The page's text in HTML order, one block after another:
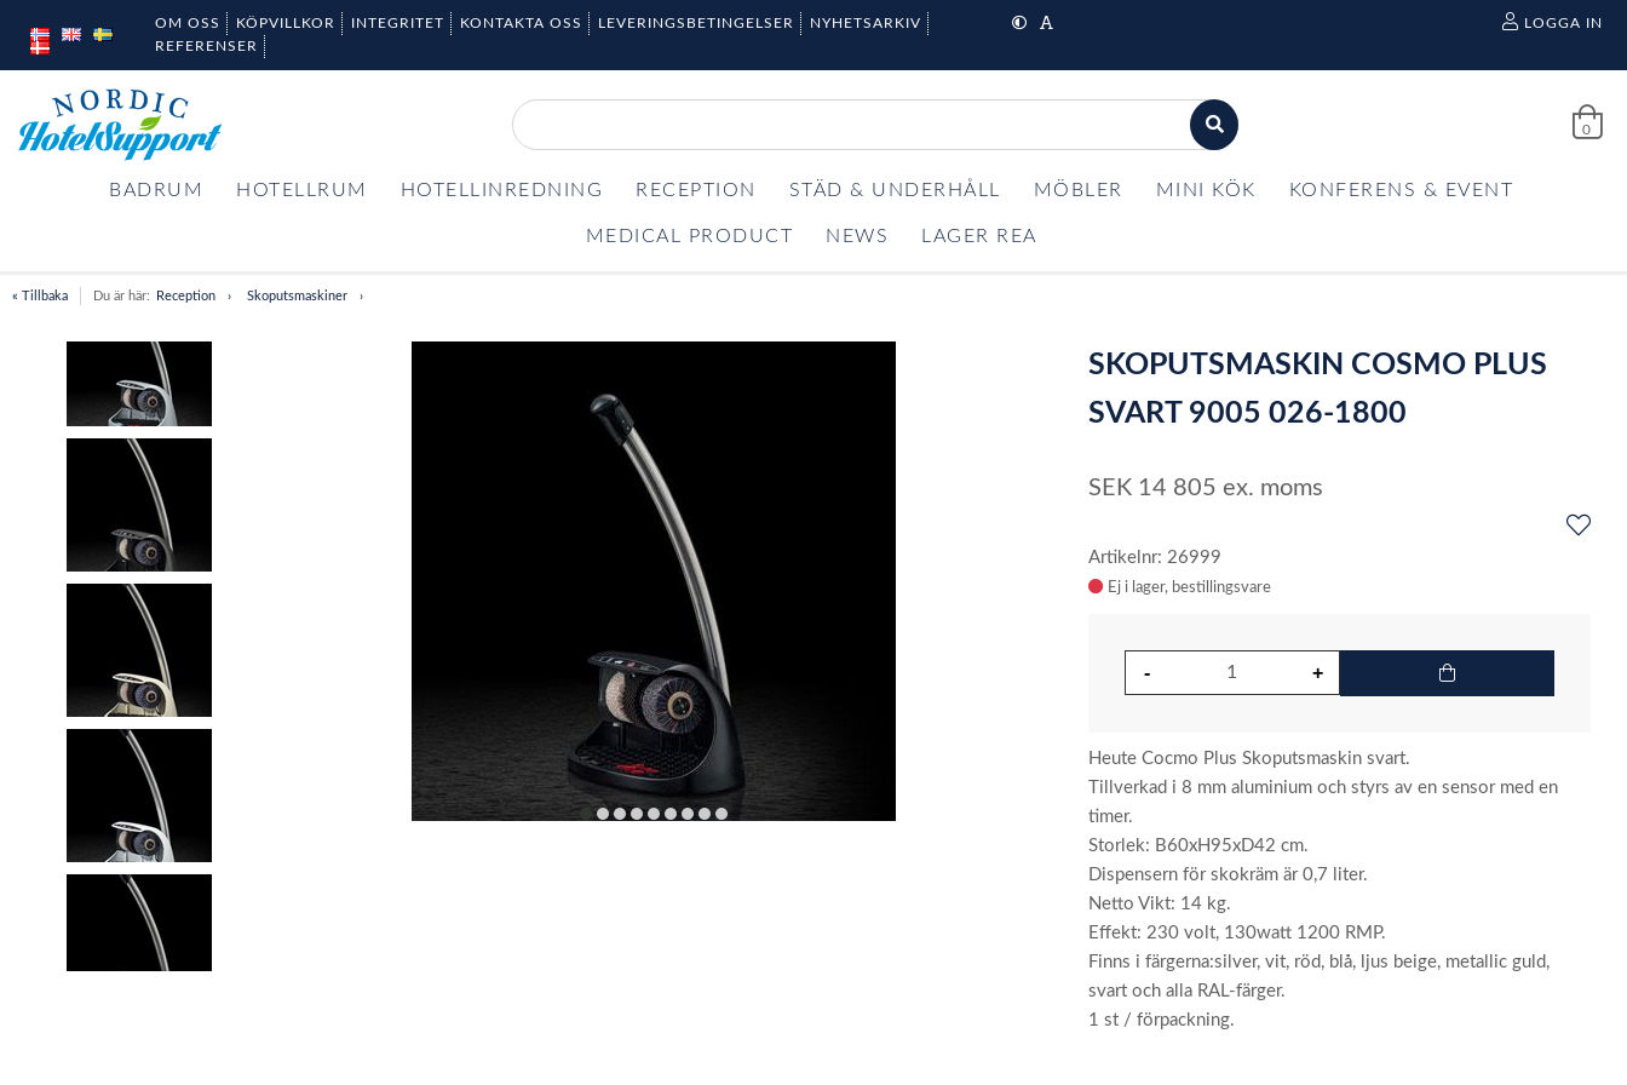
OM OSS KÖPVILLKOR INTEGRITET KONTAKTA OSS LEVERINGSBETINGELSER
NYHETSARKIV
REFERENSER
LOGGA IN
0
BADRUM HOTELLRUM HOTELLINREDNING RECEPTION STÄD & UNDERHÅLL MÖBLER MINI KÖK KONFERENS & EVENT
MEDICAL PRODUCT NEWS LAGER REA
« Tillbaka Du är här: Reception Skoputsmaskiner
itemitemitemitemitemitemitemitemitem
SKOPUTSMASKIN COSMO PLUS
SVART 9005 026-1800
SEK 14 805 ex. moms
Artikelnr: 26999
Ej i lager
Heute Cocmo Plus Skoputsmaskin svart.
Tillverkad i 8 mm aluminium och styrs av en sensor med en
timer.
Storlek: B60xH95xD42 cm.
Dispensern för skokräm är 0,7 liter.
Netto Vikt: 14 kg.
Effekt: 230 volt, 130watt 1200 RMP.
Finns i färgerna:silver, vit, röd, blå, ljus beige, metallic guld,
svart och alla RAL-färger.
1 st / förpackning.